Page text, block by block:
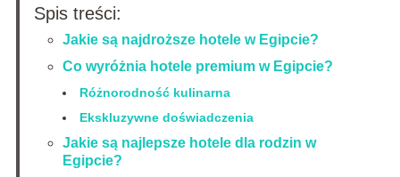
Spis treści:
Jakie są najdroższe hotele w Egipcie?
Co wyróżnia hotele premium w Egipcie?
Różnorodność kulinarna
Ekskluzywne doświadczenia
Jakie są najlepsze hotele dla rodzin w
Egipcie?